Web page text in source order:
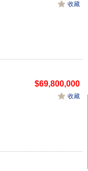
收藏
$69,800,000
收藏